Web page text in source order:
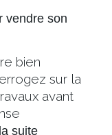
vendre son
bien
sur la
avant
suite